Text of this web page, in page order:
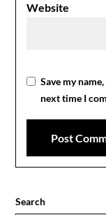
Website
Save my
next time I
Search